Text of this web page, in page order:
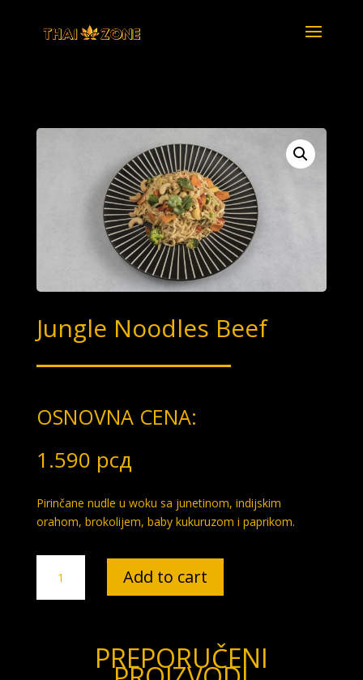
Jungle Noodles Beef
OSNOVNA CENA:
1.590 рсд
Pirinčane nudle u woku sa junetinom, indijskim
orahom, brokolijem, baby kukuruzom i paprikom.
Noodles
Beef
Add to cart
PREPORUČENI